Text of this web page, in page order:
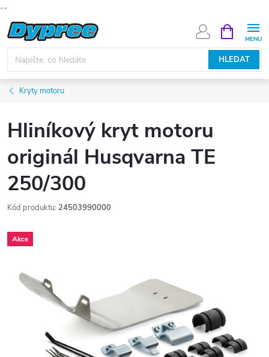
--
Přejít
na
obsah
HLEDAT
NÁKUPNÍ
KOŠÍK
Kryty motoru
Hliníkový kryt motoru
originál Husqvarna TE
250/300
Kód produktu: 24503990000
Akce